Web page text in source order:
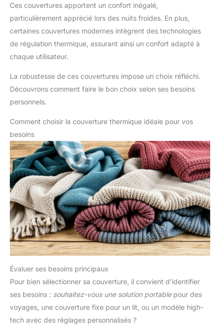
Ces couvertures apportent un confort inégalé,
particulièrement apprécié lors des nuits froides. En plus,
certaines couvertures modernes intègrent des technologies
de régulation thermique, assurant ainsi un confort adapté à
chaque utilisateur.
La robustesse de ces couvertures impose un choix réfléchi.
Découvrons comment faire le bon choix selon ses besoins
personnels.
Comment choisir la couverture thermique idéale pour vos
besoins
Évaluer ses besoins principaux
Pour bien sélectionner sa couverture, il convient d’identifier
ses besoins : souhaitez-vous une solution portablepour des
voyages, une couverture fixe pour un lit, ou un modèle high-
tech avec des réglages personnalisés ?